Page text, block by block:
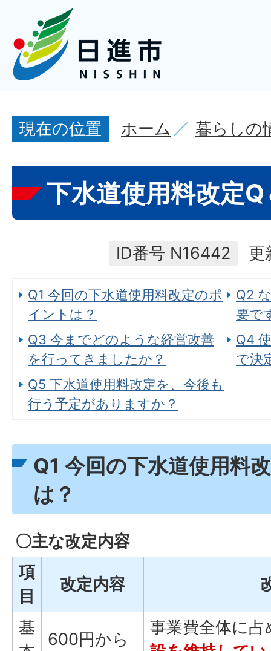
現在の位置 ホーム 暮らしの
下水道使用料改定
ID番号 N16442 更
Q1 今回の下水道使用料改定のポ
イントは？
Q2
要で
Q3 今までどのような経営改善
を行ってきましたか？
Q4
で決
Q5 下水道使用料改定を、今後も
行う予定がありますか？
Q1 今回の下水道使用料
は？
〇主な改定内容
項
目
改定内容
基
600円から
事業費全体に占